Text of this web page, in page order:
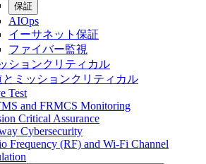
保証
AIOps
イーサネット保証
ファイバー監視
ションクリティカル
とミッションクリティカル
Test
and FRMCS Monitoring
Critical Assurance
Cybersecurity
Frequency (RF) and Wi-Fi Channel